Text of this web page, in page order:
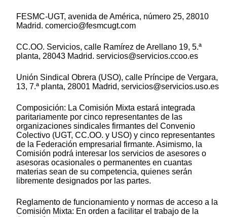
FESMC-UGT, avenida de América, número 25, 28010
Madrid. comercio@fesmcugt.com
CC.OO. Servicios, calle Ramírez de Arellano 19, 5.ª
planta, 28043 Madrid. servicios@servicios.ccoo.es
Unión Sindical Obrera (USO), calle Príncipe de Vergara,
13, 7.ª planta, 28001 Madrid, servicios@servicios.uso.es
Composición: La Comisión Mixta estará integrada
paritariamente por cinco representantes de las
organizaciones sindicales firmantes del Convenio
Colectivo (UGT, CC.OO. y USO) y cinco representantes
de la Federación empresarial firmante. Asimismo, la
Comisión podrá interesar los servicios de asesores o
asesoras ocasionales o permanentes en cuantas
materias sean de su competencia, quienes serán
libremente designados por las partes.
Reglamento de funcionamiento y normas de acceso a la
Comisión Mixta: En orden a facilitar el trabajo de la